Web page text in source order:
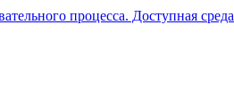
процесса. Доступная среда